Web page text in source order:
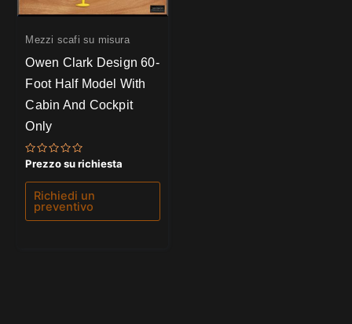
Mezzi scafi su misura
Owen Clark Design 60-
Foot Half Model With
Cabin And Cockpit
Only
Valutato
su
Prezzo su richiesta
Richiedi un
preventivo